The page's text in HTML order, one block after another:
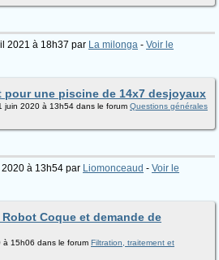
2021 à 18h37 par La milonga - Voir le
pour une piscine de 14x7 desjoyaux
juin 2020 à 13h54 dans le forum Questions générales
à 13h54 par Liomonceaud - Voir le
Coque et demande de
à 15h06 dans le forum Filtration, traitement et